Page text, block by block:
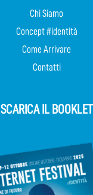
Chi Siamo
Concept #identità
Come Arrivare
Contatti
SCARICA IL BOOKLET